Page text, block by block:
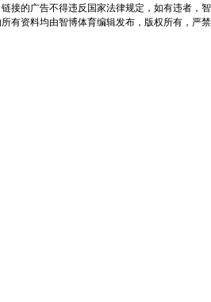
链接的广告不得违反国家法律规定，如有违者，
有资料均由智博体育编辑发布，版权所有，严